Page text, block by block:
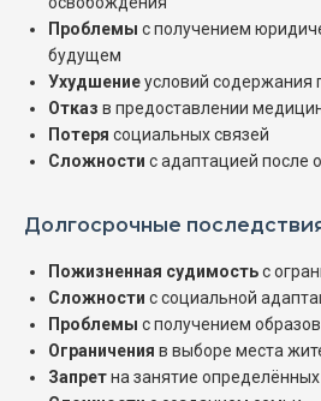
Проблемы с получением
будущем
Ухудшениеусловий содержания
Отказ в предоставлении
Потеря социальных связей
Сложности с адаптацией после
Долгосрочные
Пожизненная судимостьс
Сложности с социальной
Проблемы с получением
Ограничения в выборе места
Запретна занятие